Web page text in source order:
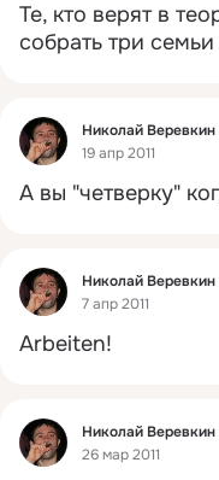
Те, кто верят в
собрать три
Фид
Николай Веревкин
19 апр 2011
А вы "четверку"
Фид
Николай Веревкин
7 апр 2011
Arbeiten!
Фид
Николай Веревкин
26 мар 2011